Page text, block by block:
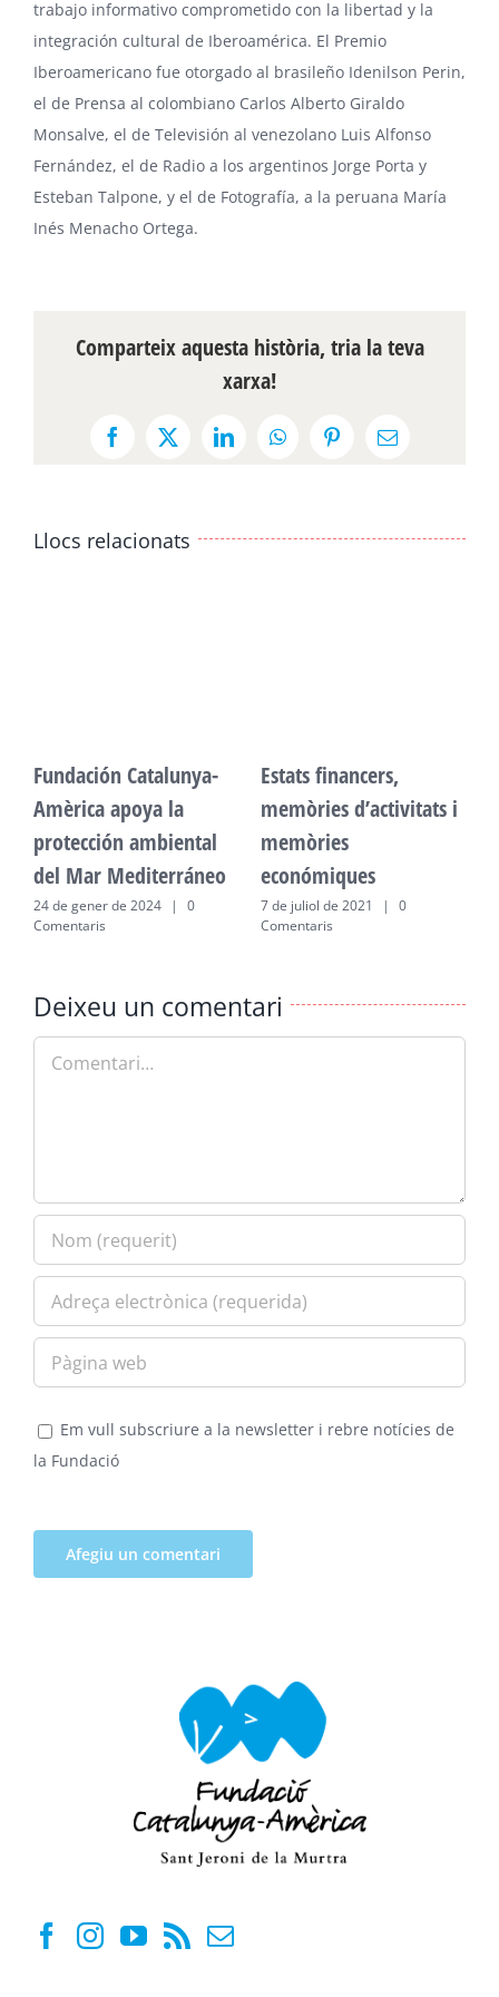
trabajo informativo comprometido con la libertad y la
integración cultural de Iberoamérica. El Premio
Iberoamericano fue otorgado al brasileño Idenilson Perin,
el de Prensa al colombiano Carlos Alberto Giraldo
Monsalve, el de Televisión al venezolano Luis Alfonso
Fernández, el de Radio a los argentinos Jorge Porta y
Esteban Talpone, y el de Fotografía, a la peruana María
Inés Menacho Ortega.
Comparteix aquesta història, tria la teva
xarxa!
Facebook
X LinkedInWhatsAppPinterestEmail:
Llocs relacionats
Fundación Catalunya-
Amèrica apoya la
protección ambiental
del Mar Mediterráneo
24 de gener de 2024 |
0
Comentaris
Estats financers,
memòries d’activitats i
memòries
económiques
7 de juliol de 2021 |
0
Comentaris
Deixeu un comentari
Em vull subscriure a la newsletter i rebre notícies de
la Fundació